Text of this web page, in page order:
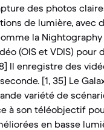
des photos
de lumière, avec
la
(OIS et VDIS) pour
Il enregistre des
[1, 35] Le
variété de
à son téléobjectif
en basse